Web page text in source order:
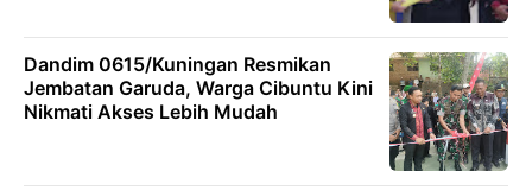
Dandim 0615/Kuningan Resmikan
Jembatan Garuda, Warga Cibuntu Kini
Nikmati Akses Lebih Mudah